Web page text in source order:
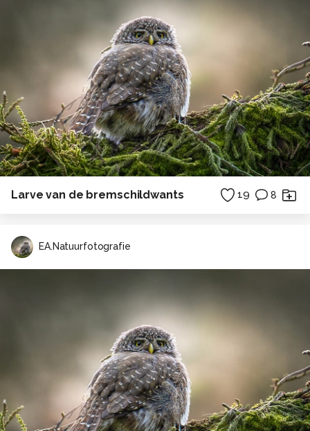
Larve van de bremschildwants 19 8
EA.Natuurfotografie